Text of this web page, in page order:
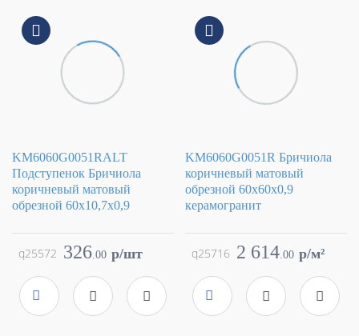
KM6060G0051RALT
Подступенок Бричиола
коричневый матовый
обрезной 60x10,7x0,9
Kerama Marazzi
Страна
Россия
Размер
60x10.7
Цвет
коричневый
Поверхность
матовая
326.00 p/шт
q25572
KM6060G0051R Бричиола
коричневый матовый
обрезной 60x60x0,9
керамогранит
Kerama Marazzi
Страна
Россия
Размер
Цвет
коричневый
Поверхность
матовая
2 614.00 p/м²
q25716